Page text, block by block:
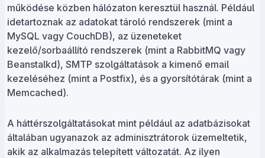
működése közben hálózaton keresztül használ. Például
idetartoznak az adatokat tároló rendszerek (mint a
MySQL vagy CouchDB), az üzeneteket
kezelő/sorbaállító rendszerek (mint a RabbitMQ vagy
Beanstalkd), SMTP szolgáltatások a kimenő email
kezeléséhez (mint a Postfix), és a gyorsítótárak (mint a
Memcached).
A háttérszolgáltatásokat mint például az adatbázisokat
általában ugyanazok az adminisztrátorok üzemeltetik,
akik az alkalmazás telepített változatát. Az ilyen